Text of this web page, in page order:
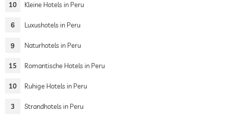
10 Kleine Hotels in Peru
6 Luxushotels in Peru
9 Naturhotels in Peru
15 Romantische Hotels in Peru
10 Ruhige Hotels in Peru
3 Strandhotels in Peru